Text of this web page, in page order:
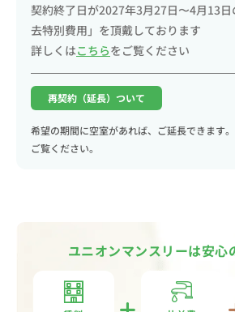
契約終了日が2027年3月27日〜4月13
去特別費用」を頂戴しております
詳しくはこちらをご覧ください
再契約（延長）ついて
希望の期間に空室があれば、ご延長できます
ご覧ください。
ユニオンマンスリーは安心